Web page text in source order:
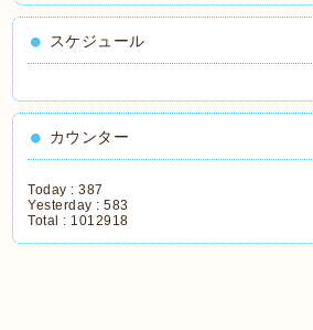
スケジュール
カウンター
Today :387
Yesterday :583
Total : 1012918